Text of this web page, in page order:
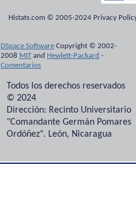
Histats.com © 2005-2024 Privacy
DSpace Software Copyright © 2002-
2008 MITand Hewlett-Packard -
Comentarios
Todos los derechos reservados
© 2024
Dirección: Recinto Universitario
"Comandante Germán Pomares
Ordóñez". León, Nicaragua